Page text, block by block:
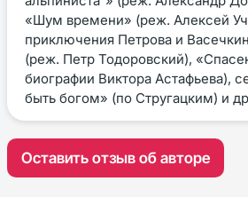
«Шум времени» (реж. Алексей
приключения Петрова и
(реж. Петр Тодоровский),
биографии Виктора Астафьева),
быть богом» (по Стругацким) и
Оставить отзыв об авторе